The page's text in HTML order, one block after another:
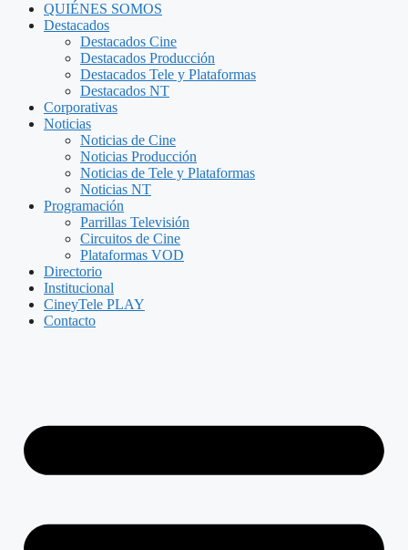
QUIÉNES SOMOS
Destacados
Destacados Cine
Destacados Producción
Destacados Tele y Plataformas
Destacados NT
Corporativas
Noticias
Noticias de Cine
Noticias Producción
Noticias de Tele y Plataformas
Noticias NT
Programación
Parrillas Televisión
Circuitos de Cine
Plataformas VOD
Directorio
Institucional
CineyTele PLAY
Contacto